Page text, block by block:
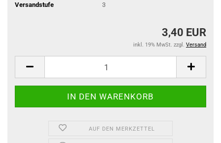
Versandstufe
3
3,40 EUR
inkl. 19% MwSt. zzgl. Versand
AUF DEN MERKZETTEL